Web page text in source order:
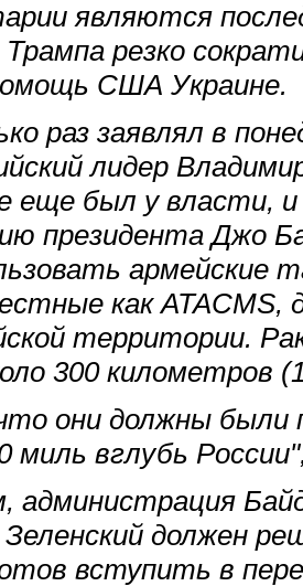
являются
Трампа резко
США Украине.
раз заявлял в
лидер
еще был у власти, и
президента Джо
армейские
как ATACMS,
территории.
300 километров
они должны были
миль вглубь
администрация
должен
вступить в